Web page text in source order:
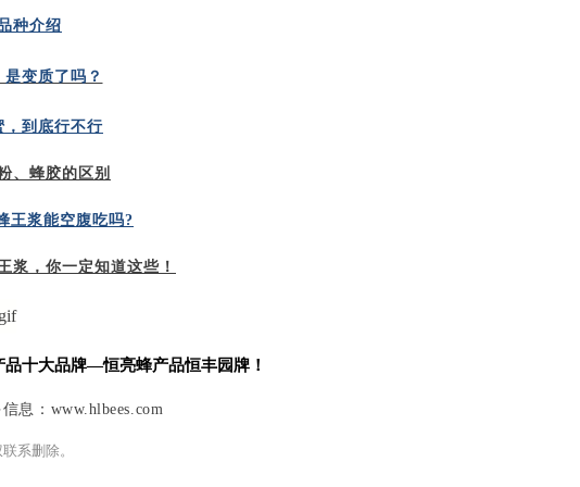
种介绍
变质了吗？
，到底行不行
、蜂胶的区别
王浆能空腹吃吗?
浆，你一定知道这些！
品十大品牌—恒亮蜂产品恒丰园牌！
息： www.hlbees.com
系删除。